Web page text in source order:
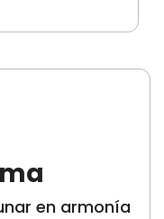
en armonía